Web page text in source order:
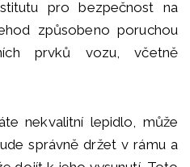
pro bezpečnost na
způsobeno poruchou
prvků vozu, včetně
nekvalitní lepidlo, může
správně držet v rámu a